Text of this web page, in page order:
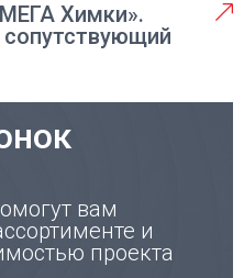
Химки».
вам
и
проекта